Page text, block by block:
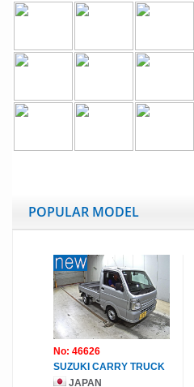
POPULAR MODEL
No: 46626
SUZUKI CARRY TRUCK
JAPAN